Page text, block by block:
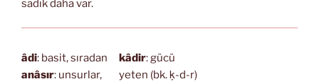
sadık daha var.
âdi: basit, sıradan
anâsır: unsurlar,
kâdir: gücü
yeten (bk. ḳ-d-r)